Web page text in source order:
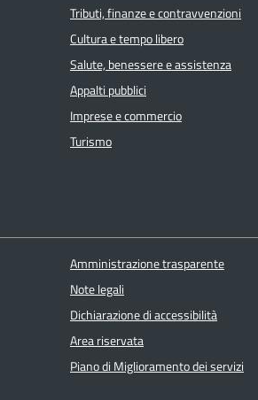
Tributi, finanze e contravvenzioni
Cultura e tempo libero
Salute, benessere e assistenza
Appalti pubblici
Imprese e commercio
Turismo
Amministrazione trasparente
Note legali
Dichiarazione di accessibilità
Area riservata
Piano di Miglioramento dei servizi